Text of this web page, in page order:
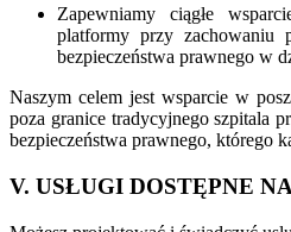
Zapewniamy ciągłe
platformy przy zachowaniu
bezpieczeństwa prawnego w
Naszym celem jest wsparcie w
poza granice tradycyjnego szpitala
bezpieczeństwa prawnego, którego
V. USŁUGI DOSTĘPNE